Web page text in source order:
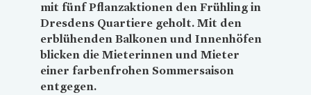
mit fünf Pflanzaktionen den Frühling in
Dresdens Quartiere geholt. Mit den
erblühenden Balkonen und Innenhöfen
blicken die Mieterinnen und Mieter
einer farbenfrohen Sommersaison
entgegen.